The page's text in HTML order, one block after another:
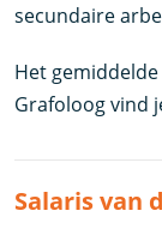
secundaire
Het
Grafoloog vind
Salaris van